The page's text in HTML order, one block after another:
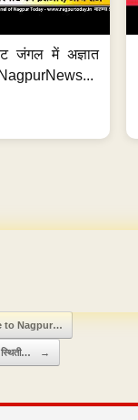
जंगल में अज्ञात
to Nagpur…
→